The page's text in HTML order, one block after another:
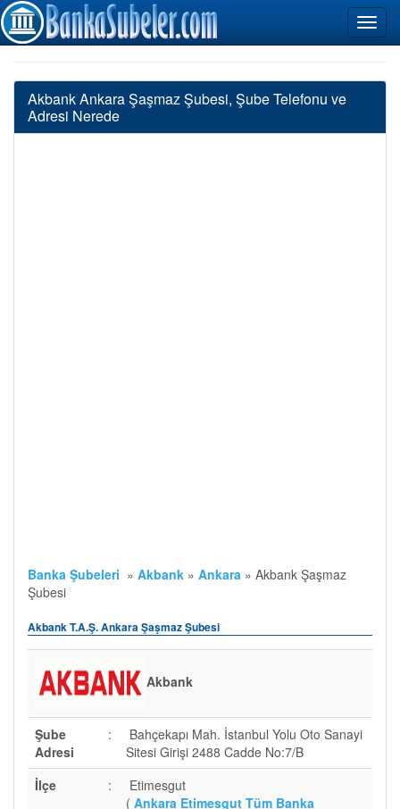
Akbank Ankara Şaşmaz Şubesi, Şube Telefonu ve
Adresi Nerede
Banka Şubeleri » Akbank » Ankara » Akbank Şaşmaz
Şubesi
Akbank T.A.Ş. Ankara Şaşmaz Şubesi
Akbank
Şube
Adresi
:
Bahçekapı Mah. İstanbul Yolu Oto Sanayi
Sitesi Girişi 2488 Cadde No:7/B
İlçe
:
Etimesgut
( Ankara Etimesgut Tüm Banka